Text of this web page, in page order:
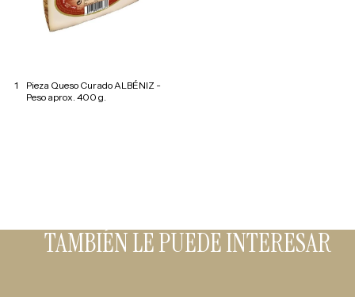
1
Pieza Queso Curado ALBÉNIZ -
Peso aprox. 400 g.
TAMBIÉN LE PUEDE INTERESAR